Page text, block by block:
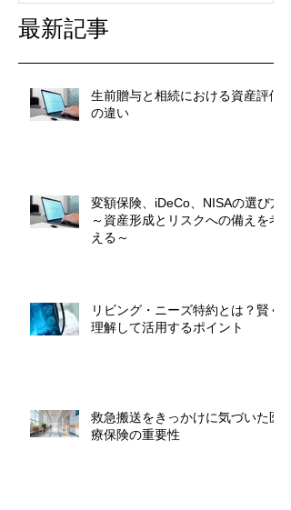
最新記事
生前贈与と相続における資産評価
の違い
変額保険、iDeCo、NISAの選び方
～資産形成とリスクへの備えを考
える～
リビング・ニーズ特約とは？賢く
理解して活用するポイント
救急搬送をきっかけに気づいた医
療保険の重要性